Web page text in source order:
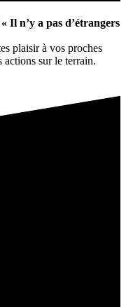
Il n’y a pas d’étrangers
plaisir à vos proches
actions sur le terrain.